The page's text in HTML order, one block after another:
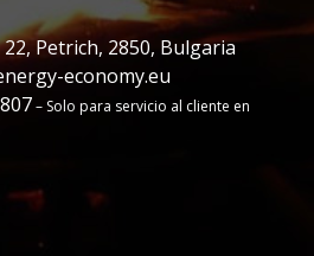
Petrich, 2850, Bulgaria
economy.eu
– Solo para servicio al cliente en